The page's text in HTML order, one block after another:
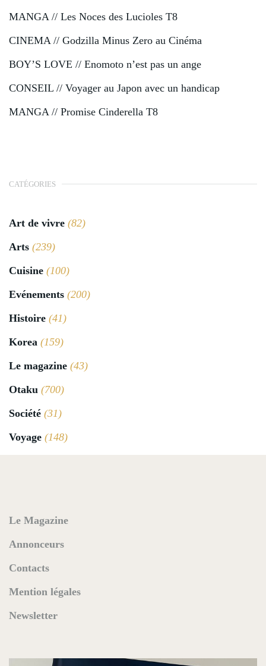
MANGA // Les Noces des Lucioles T8
CINEMA // Godzilla Minus Zero au Cinéma
BOY’S LOVE // Enomoto n’est pas un ange
CONSEIL // Voyager au Japon avec un handicap
MANGA // Promise Cinderella T8
CATÉGORIES
Art de vivre (82)
Arts (239)
Cuisine (100)
Evénements (200)
Histoire (41)
Korea (159)
Le magazine (43)
Otaku (700)
Société (31)
Voyage (148)
Le Magazine
Annonceurs
Contacts
Mention légales
Newsletter